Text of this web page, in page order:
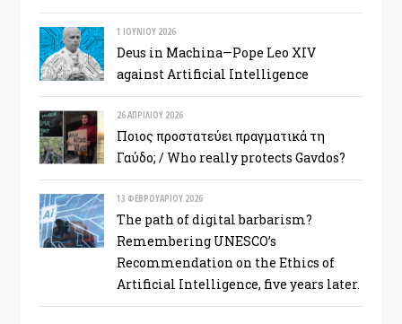
1 ΙΟΥΝΊΟΥ 2026
Deus in Machina—Pope Leo XIV
against Artificial Intelligence
26 ΑΠΡΙΛΊΟΥ 2026
Ποιος προστατεύει πραγματικά τη
Γαύδο; / Who really protects Gavdos?
13 ΦΕΒΡΟΥΑΡΊΟΥ 2026
The path of digital barbarism?
Remembering UNESCO’s
Recommendation on the Ethics of
Artificial Intelligence, five years later.